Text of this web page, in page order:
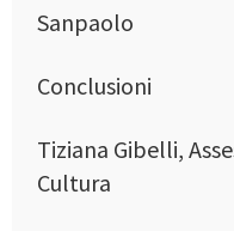
Sanpaolo
Conclusioni
Tiziana Gibelli,
Cultura